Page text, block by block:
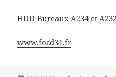
HDD-Bureaux A234 et
www.focd31.fr